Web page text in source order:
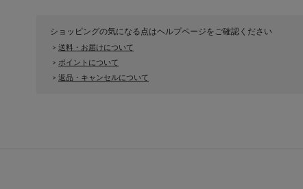
ショッピングの気になる点はヘルプページをご確認ください
> 送料・お届けについて
> ポイントについて
> 返品・キャンセルについて